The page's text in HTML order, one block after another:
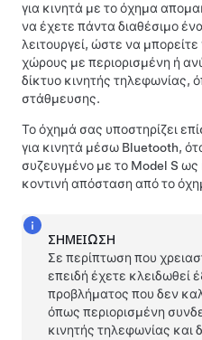
για κινητά με το όχημα
να έχετε πάντα διαθέσιμο
λειτουργεί, ώστε να
χώρους με περιορισμένη ή
δίκτυο κινητής τηλεφωνίας,
στάθμευσης.
Το όχημά σας υποστηρίζει
για κινητά μέσω Bluetooth,
συζευγμένο με το Model S ως
κοντινή απόσταση από το
ΣΗΜΕΊΩΣΗ
Σε περίπτωση που
επειδή έχετε κλειδωθεί
προβλήματος που δεν
όπως περιορισμένη
κινητής τηλεφωνίας και